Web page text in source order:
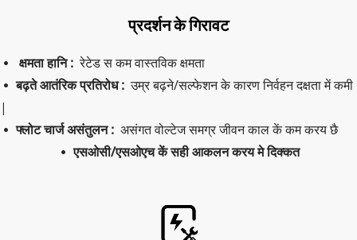
प्रदर्शन के गिरावट
 क्षमता हानि : रेटेड स कम वास्तविक क्षमता
 बढ़ते आतंरिक प्रतिरोध : उम्र बढ़ने/सल्फेशन के कारण निर्वहन दक्षता में कमी
|
 फ्लोट चार्ज असंतुलन : असंगत वोल्टेज समग्र जीवन काल कें कम करय छै
 एसओसी/एसओएच कें सही आकलन करय मे दिक्कत